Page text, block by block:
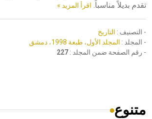
تقدم بديلاً مناسباً. اقرأ المزيد »
- التصنيف : التاريخ
- المجلد : المجلد الأول، طبعة 1998، دمشق
- رقم الصفحة ضمن المجلد : 227
متنوع